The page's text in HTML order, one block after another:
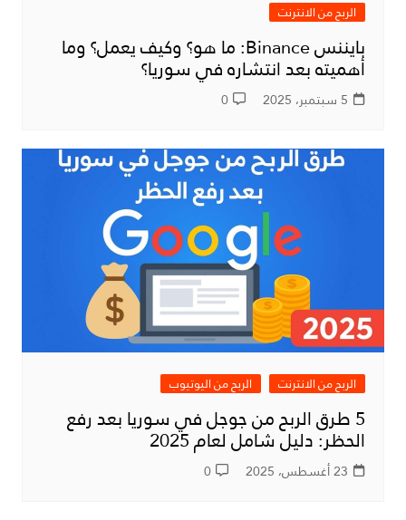
الربح من الانترنت
بايننس Binance: ما هو؟ وكيف يعمل؟ وما
أهميته بعد انتشاره في سوريا؟
5 سبتمبر، 2025 0
الربح من الانترنت الربح من اليوتيوب
5 طرق الربح من جوجل في سوريا بعد رفع
الحظر: دليل شامل لعام 2025
23 أغسطس، 2025 0